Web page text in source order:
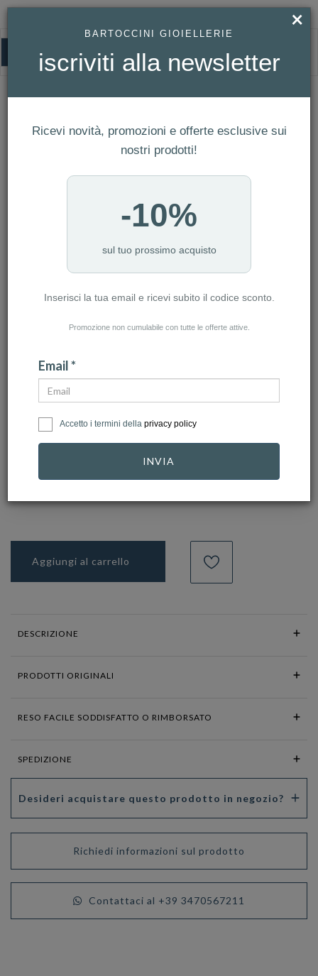
HOMEPAGE BRACCIALE ZANCAN DA UOMO IN ARGENTO REF. ESB250
Bracciale Zancan da uomo in Argento
Ref. ESB250
ZANCAN
98,00 €
Aggiungi al carrello
DESCRIZIONE
PRODOTTI ORIGINALI
RESO FACILE SODDISFATTO O RIMBORSATO
SPEDIZIONE
Desideri acquistare questo prodotto in negozio?
Richiedi informazioni sul prodotto
Contattaci al +39 3470567211
×
BARTOCCINI GIOIELLERIE
iscriviti alla newsletter
Ricevi novità, promozioni e offerte esclusive sui
nostri prodotti!
-10%
sul tuo prossimo acquisto
Inserisci la tua email e ricevi subito il codice sconto.
Promozione non cumulabile con tutte le offerte attive.
Email *
Accetto i termini della privacy policy
INVIA